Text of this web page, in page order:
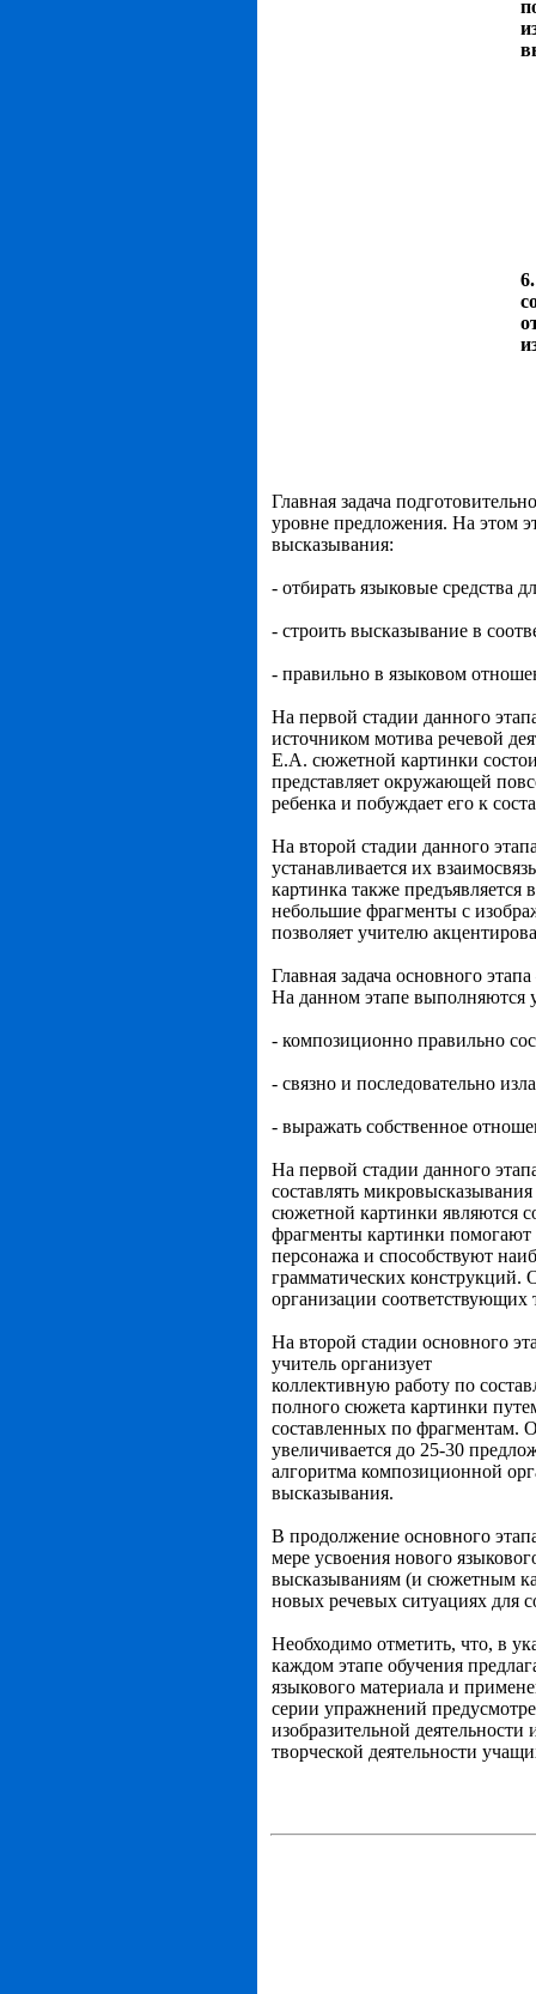
Главная задача
уровне предложения. На этом
высказывания:
- отбирать языковые средства
- строить высказывание в
- правильно в языковом
На первой стадии данного
источником мотива речевой
Е.А. сюжетной картинки
представляет окружающей
ребенка и побуждает его к
На второй стадии данного
устанавливается их
картинка также предъявляется
небольшие фрагменты с
позволяет учителю
Главная задача основного
На данном этапе
- композиционно правильно
- связно и последовательно
- выражать собственное
На первой стадии данного
составлять
сюжетной картинки являются
фрагменты картинки помогают
персонажа и способствуют
грамматических конструкций.
организации соответствующих
На второй стадии основного
учитель организует
коллективную работу по
полного сюжета картинки
составленных по фрагментам.
увеличивается до 25-30
алгоритма композиционной
высказывания.
В продолжение основного
мере усвоения нового
высказываниям (и сюжетным
новых речевых ситуациях для
Необходимо отметить, что, в
каждом этапе обучения
языкового материала и
серии упражнений
изобразительной
творческой деятельности